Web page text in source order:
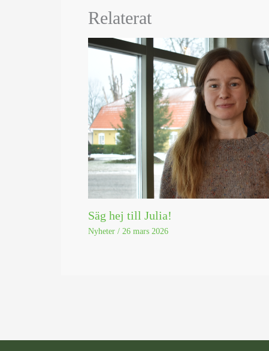
Relaterat
Säg hej till Julia!
Nyheter / 26 mars 2026